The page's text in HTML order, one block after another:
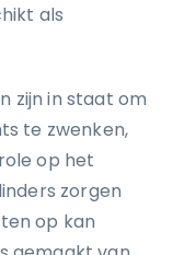
als
zijn in staat om
te zwenken,
op het
zorgen
op kan